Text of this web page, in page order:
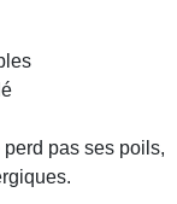
pas ses poils,